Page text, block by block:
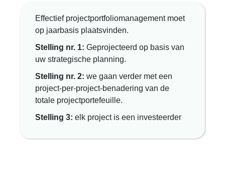
Effectief projectportfoliomanagement moet
op jaarbasis plaatsvinden.
Stelling nr. 1: Geprojecteerd op basis van
uw strategische planning.
Stelling nr. 2: we gaan verder met een
project-per-project-benadering van de
totale projectportefeuille.
Stelling 3: elk project is een investeerder